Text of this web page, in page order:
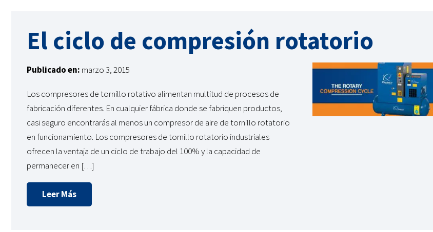
El ciclo de compresión rotatorio
Publicado en: marzo 3, 2015
Los compresores de tornillo rotativo alimentan multitud de procesos de
fabricación diferentes. En cualquier fábrica donde se fabriquen productos,
casi seguro encontrarás al menos un compresor de aire de tornillo rotatorio
en funcionamiento. Los compresores de tornillo rotatorio industriales
ofrecen la ventaja de un ciclo de trabajo del 100% y la capacidad de
permanecer en […]
Leer Más